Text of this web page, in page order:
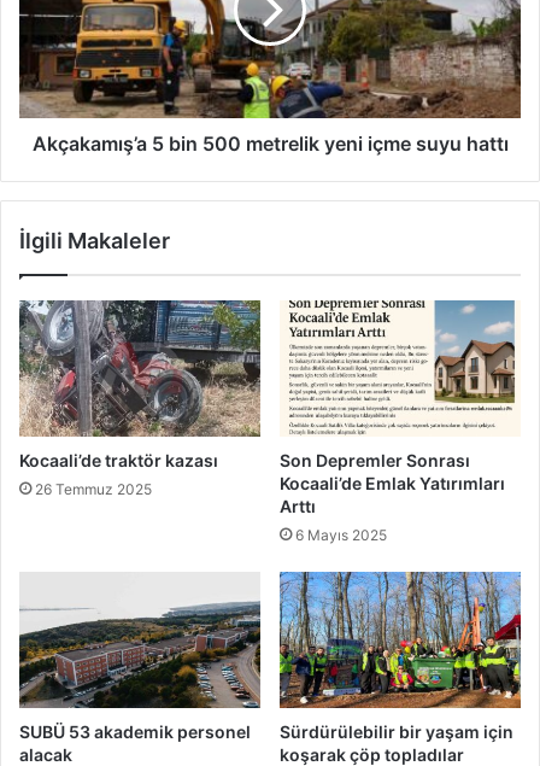
metrelik
suyu
hattı
Akçakamış’a 5 bin 500 metrelik yeni içme suyu hattı
İlgili Makaleler
Kocaali’de traktör kazası
26 Temmuz 2025
Son Depremler Sonrası
Kocaali’de Emlak Yatırımları
Arttı
6 Mayıs 2025
SUBÜ 53 akademik personel
alacak
Sürdürülebilir bir yaşam için
koşarak çöp topladılar